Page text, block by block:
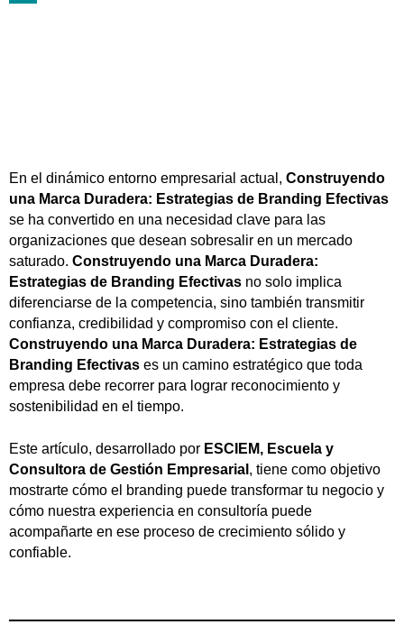
En el dinámico entorno empresarial actual, Construyendo
una Marca Duradera: Estrategias de Branding Efectivas
se ha convertido en una necesidad clave para las
organizaciones que desean sobresalir en un mercado
saturado. Construyendo una Marca Duradera:
Estrategias de Branding Efectivas no solo implica
diferenciarse de la competencia, sino también transmitir
confianza, credibilidad y compromiso con el cliente.
Construyendo una Marca Duradera: Estrategias de
Branding Efectivas es un camino estratégico que toda
empresa debe recorrer para lograr reconocimiento y
sostenibilidad en el tiempo.
Este artículo, desarrollado por ESCIEM, Escuela y
Consultora de Gestión Empresarial , tiene como objetivo
mostrarte cómo el branding puede transformar tu negocio y
cómo nuestra experiencia en consultoría puede
acompañarte en ese proceso de crecimiento sólido y
confiable.